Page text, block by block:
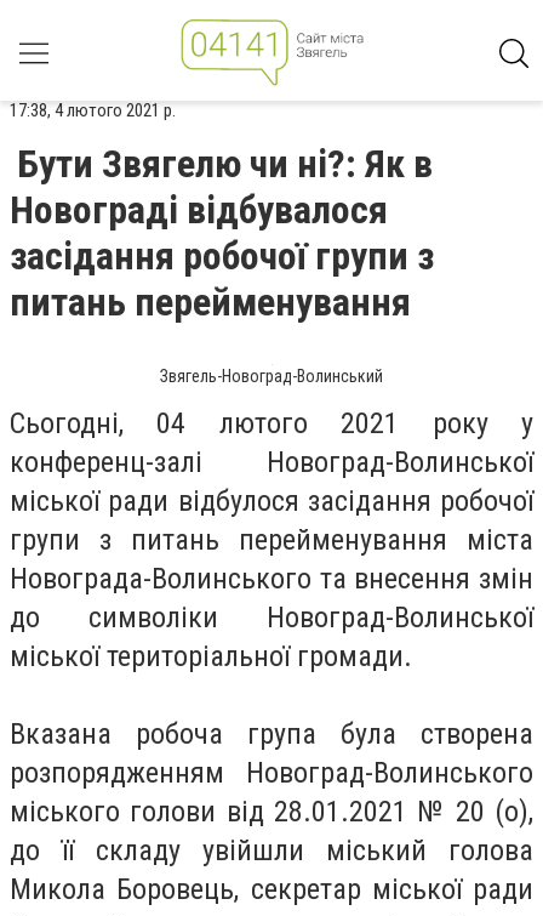
17:38, 4 лютого 2021 р.
Бути Звягелю чи ні?: Як в
Новограді відбувалося
засідання робочої групи з
питань перейменування
Звягель-Новоград-Волинський
Сьогодні, 04 лютого 2021 року у
конференц-залі Новоград-Волинської
міської ради відбулося засідання робочої
групи з питань перейменування міста
Новограда-Волинського та внесення змін
до символіки Новоград-Волинської
міської територіальної громади.
Вказана робоча група була створена
розпорядженням Новоград-Волинського
міського голови від 28.01.2021 № 20 (о),
до її складу увійшли міський голова
Микола Боровець, секретар міської ради